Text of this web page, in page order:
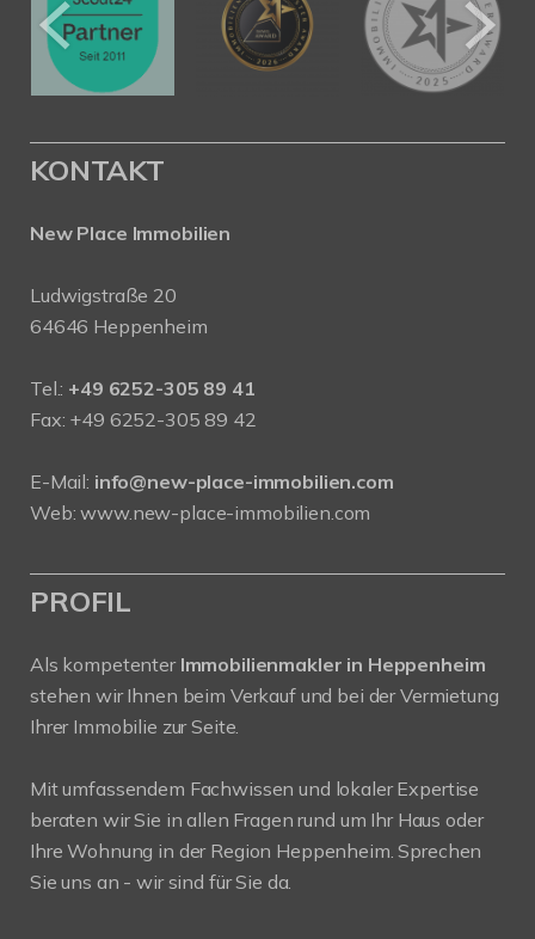
KONTAKT
New Place Immobilien
Ludwigstraße 20
64646 Heppenheim
Tel.: +49 6252-305 89 41
Fax: +49 6252-305 89 42
E-Mail: info@new-place-immobilien.com
Web:www.new-place-immobilien.com
PROFIL
Als kompetenter Immobilienmakler in Heppenheim
stehen wir Ihnen beim Verkauf und bei der Vermietung
Ihrer Immobilie zur Seite.
Mit umfassendem Fachwissen und lokaler Expertise
beraten wir Sie in allen Fragen rund um Ihr Haus oder
Ihre Wohnung in der Region Heppenheim. Sprechen
Sie uns an - wir sind für Sie da.